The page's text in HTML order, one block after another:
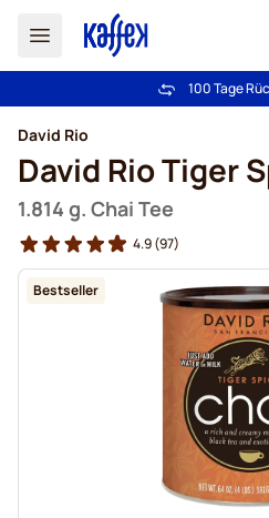
Kostenlos
100 Tage
Bestseller
David Rio
David Rio Tiger
1.814 g. Chai Tee
4.9(97)